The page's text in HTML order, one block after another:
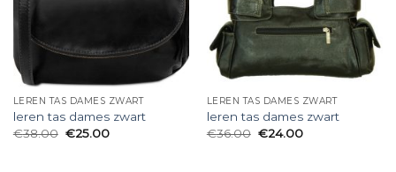
LEREN TAS DAMES ZWART
leren tas dames zwart
€38.00 €25.00
LEREN TAS DAMES ZWART
leren tas dames zwart
€36.00 €24.00